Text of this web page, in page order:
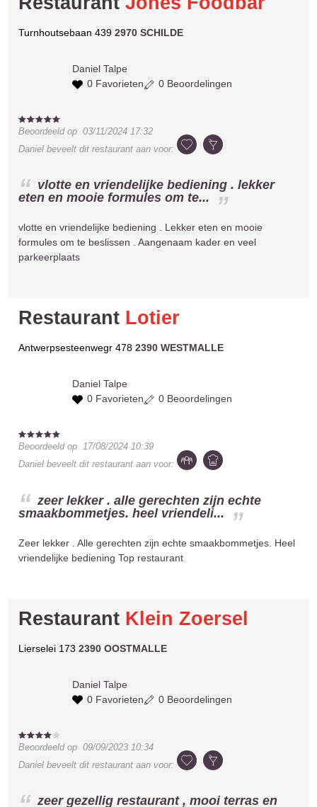
Turnhoutsebaan 4392970 SCHILDE
Daniel Talpe
0 Favorieten
0 Beoordelingen
Beoordeeld op03/11/2024 17:32
Daniel beveelt dit restaurant aan voor:
vlotte en vriendelijke bediening . lekker
eten en mooie formules om te...
vlotte en vriendelijke bediening . Lekker eten en mooie
formules om te beslissen . Aangenaam kader en veel
parkeerplaats
Restaurant Lotier
Antwerpsesteenwegr 4782390 WESTMALLE
Daniel Talpe
0 Favorieten
0 Beoordelingen
Beoordeeld op17/08/2024 10:39
Daniel beveelt dit restaurant aan voor:
zeer lekker . alle gerechten zijn echte
smaakbommetjes. heel vriendeli...
Zeer lekker . Alle gerechten zijn echte smaakbommetjes. Heel
vriendelijke bediening Top restaurant
Restaurant Klein Zoersel
Lierselei 1732390 OOSTMALLE
Daniel Talpe
0 Favorieten
0 Beoordelingen
Beoordeeld op09/09/2023 10:34
Daniel beveelt dit restaurant aan voor:
zeer gezellig restaurant , mooi terras en